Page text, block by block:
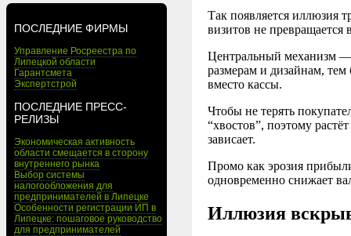
ПОСЛЕДНИЕ ФИРМЫ
Управление Росреестра по
Липецкой области
Гарантсмета
Экспертстрой
ПОСЛЕДНИЕ ПРЕСС-
РЕЛИЗЫ
Экономическая активность
области смещается в сторону
внутреннего рынка
Выбор системы
налогообложения для
предпринимателей в Липецке
Особенности регистрации ИП в
Липецке: пошаговое руководство
для предпринимателей
Так появляется иллюзия
визитов не превращается
Центральный механизм —
размерам и дизайнам, тем
вместо кассы.
Чтобы не терять
“хвостов”, поэтому
зависает.
Промо как эрозия
одновременно снижает
Иллюзия